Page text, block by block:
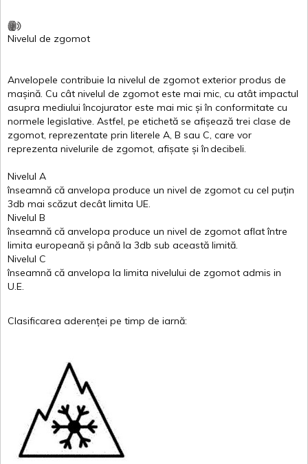
Nivelul de zgomot
Anvelopele contribuie la nivelul de zgomot exterior produs de
mașină. Cu cât nivelul de zgomot este mai mic, cu atât impactul
asupra mediului încojurator este mai mic și în conformitate cu
normele legislative. Astfel, pe etichetă se afișează trei clase de
zgomot, reprezentate prin literele A, B sau C, care vor
reprezenta nivelurile de zgomot, afișate și îndecibeli.
Nivelul A
înseamnă că anvelopa produce un nivel de zgomot cu cel puțin
3db mai scăzut decât limita UE.
Nivelul B
înseamnă că anvelopa produce un nivel de zgomot aflat între
limita europeană și până la 3db sub această limită.
Nivelul C
înseamnă că anvelopa la limita nivelului de zgomot admis in
U.E.
Clasificarea aderenței pe timp de iarnă: